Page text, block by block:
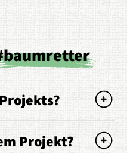
Projekt?